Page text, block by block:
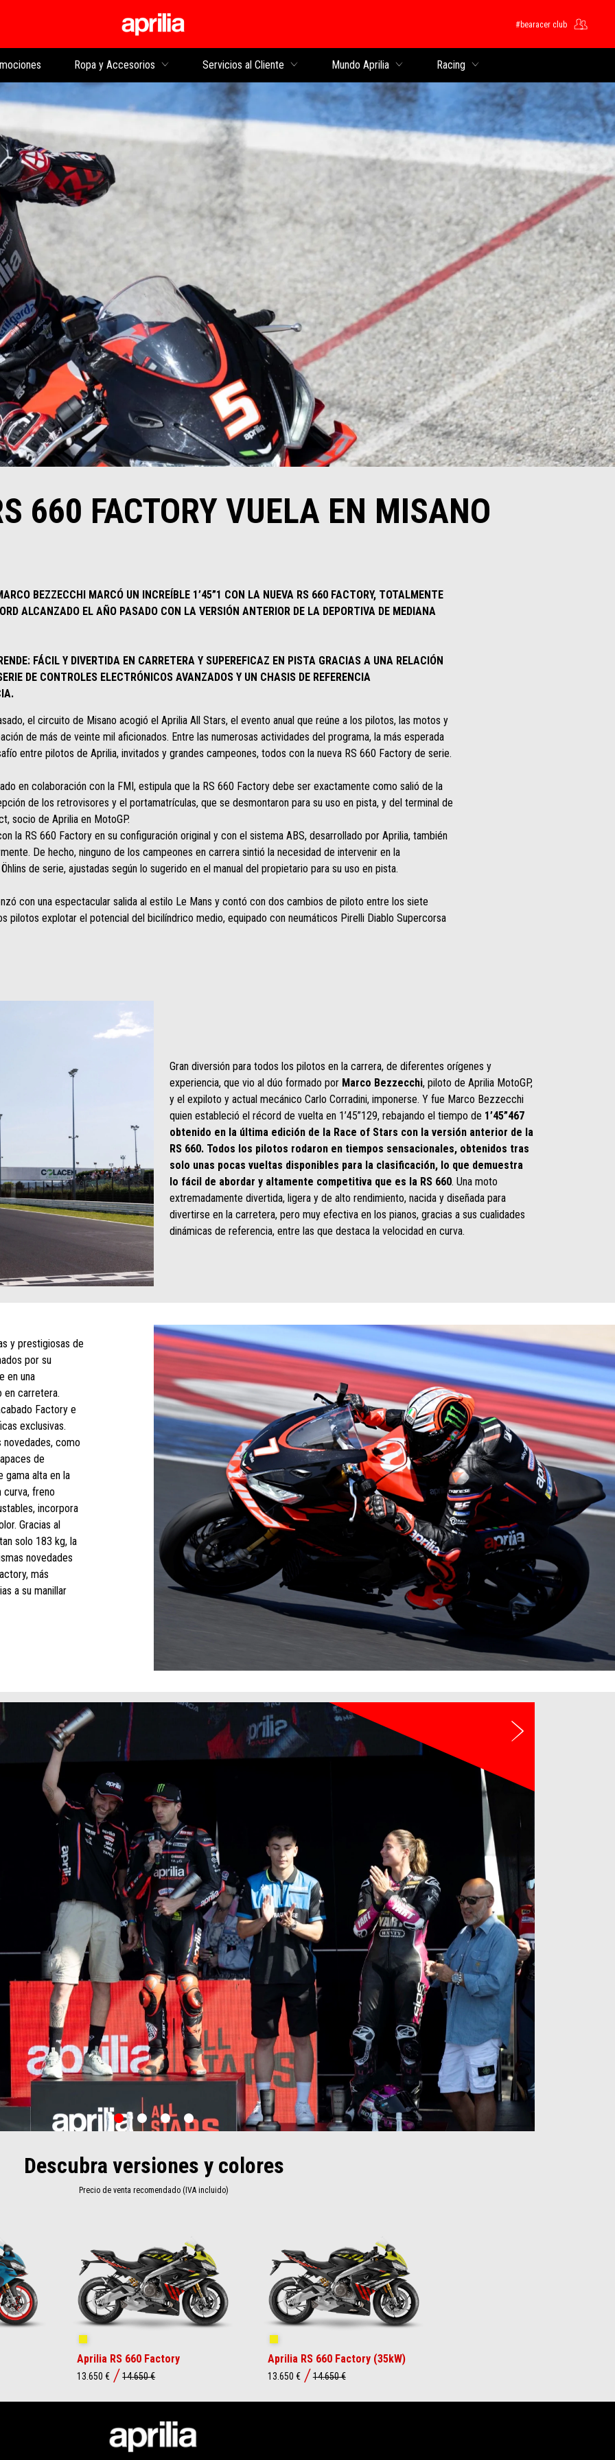
#bearacer club
Ropa y Accesorios Servicios al Cliente Mundo Aprilia Racing
660 FACTORY VUELA EN MISANO
BEZZECCHI MARCÓ UN INCREÍBLE 1’45”1 CON LA NUEVA RS 660 FACTORY, TOTALMENTE
ALCANZADO EL AÑO PASADO CON LA VERSIÓN ANTERIOR DE LA DEPORTIVA DE MEDIANA
FÁCIL Y DIVERTIDA EN CARRETERA Y SUPEREFICAZ EN PISTA GRACIAS A UNA RELACIÓN
DE CONTROLES ELECTRÓNICOS AVANZADOS Y UN CHASIS DE REFERENCIA
el circuito de Misano acogió el Aprilia All Stars, el evento anual que reúne a los pilotos, las motos y
de más de veinte mil aficionados. Entre las numerosas actividades del programa, la más esperada
entre pilotos de Aprilia, invitados y grandes campeones, todos con la nueva RS 660 Factory de serie.
en colaboración con la FMI, estipula que la RS 660 Factory debe ser exactamente como salió de la
de los retrovisores y el portamatrículas, que se desmontaron para su uso en pista, y del terminal de
socio de Aprilia en MotoGP.
la RS 660 Factory en su configuración original y con el sistema ABS, desarrollado por Aprilia, también
De hecho, ninguno de los campeones en carrera sintió la necesidad de intervenir en la
de serie, ajustadas según lo sugerido en el manual del propietario para su uso en pista.
con una espectacular salida al estilo Le Mans y contó con dos cambios de piloto entre los siete
pilotos explotar el potencial del bicilíndrico medio, equipado con neumáticos Pirelli Diablo Supercorsa
Gran diversión para todos los pilotos en la carrera, de diferentes orígenes y
experiencia, que vio al dúo formado por Marco Bezzecchi, piloto de Aprilia MotoGP,
y el expiloto y actual mecánico Carlo Corradini, imponerse. Y fue Marco Bezzecchi
quien estableció el récord de vuelta en 1’45”129, rebajando el tiempo de 1’45”467
obtenido en la última edición de la Race of Stars con la versión anterior de la
RS 660. Todos los pilotos rodaron en tiempos sensacionales, obtenidos tras
solo unas pocas vueltas disponibles para la clasificación, lo que demuestra
lo fácil de abordar y altamente competitiva que es la RS 660. Una moto
extremadamente divertida, ligera y de alto rendimiento, nacida y diseñada para
divertirse en la carretera, pero muy efectiva en los pianos, gracias a sus cualidades
dinámicas de referencia, entre las que destaca la velocidad en curva.
y prestigiosas de
por su
en una
en carretera.
Factory e
exclusivas.
novedades, como
de
gama alta en la
curva, freno
incorpora
Gracias al
solo 183 kg, la
novedades
más
a su manillar
item
0
1
item
2
3
Siguiente
Descubra versiones y colores
Precio de venta recomendado (IVA incluido)
Aprilia RS 660 Factory
13.650 € 14.650 €
Aprilia RS 660 Factory (35kW)
13.650 € 14.650 €